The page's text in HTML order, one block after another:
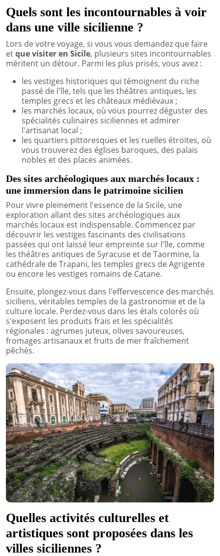
Quels sont les incontournables à voir
dans une ville sicilienne ?
Lors de votre voyage, si vous vous demandez que faire
etque visiter en Sicile, plusieurs sites incontournables
méritent un détour. Parmi les plus prisés, vous avez :
les vestiges historiques qui témoignent du riche
passé de l'île, tels que les théâtres antiques, les
temples grecs et les châteaux médiévaux ;
les marchés locaux, où vous pourrez déguster des
spécialités culinaires siciliennes et admirer
l'artisanat local ;
les quartiers pittoresques et les ruelles étroites, où
vous trouverez des églises baroques, des palais
nobles et des places animées.
Des sites archéologiques aux marchés locaux :
une immersion dans le patrimoine sicilien
Pour vivre pleinement l'essence de la Sicile, une
exploration allant des sites archéologiques aux
marchés locaux est indispensable. Commencez par
découvrir les vestiges fascinants des civilisations
passées qui ont laissé leur empreinte sur l'île, comme
les théâtres antiques de Syracuse et de Taormine, la
cathédrale de Trapani, les temples grecs de Agrigente
ou encore les vestiges romains de Catane.
Ensuite, plongez-vous dans l'effervescence des marchés
siciliens, véritables temples de la gastronomie et de la
culture locale. Perdez-vous dans les étals colorés où
s'exposent les produits frais et les spécialités
régionales : agrumes juteux, olives savoureuses,
fromages artisanaux et fruits de mer fraîchement
pêchés.
Quelles activités culturelles et
artistiques sont proposées dans les
villes siciliennes ?